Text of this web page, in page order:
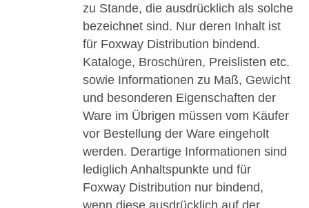
zu Stande, die ausdrücklich als solche
bezeichnet sind. Nur deren Inhalt ist
für Foxway Distribution bindend.
Kataloge, Broschüren, Preislisten etc.
sowie Informationen zu Maß, Gewicht
und besonderen Eigenschaften der
Ware im Übrigen müssen vom Käufer
vor Bestellung der Ware eingeholt
werden. Derartige Informationen sind
lediglich Anhaltspunkte und für
Foxway Distribution nur bindend,
wenn diese ausdrücklich auf der